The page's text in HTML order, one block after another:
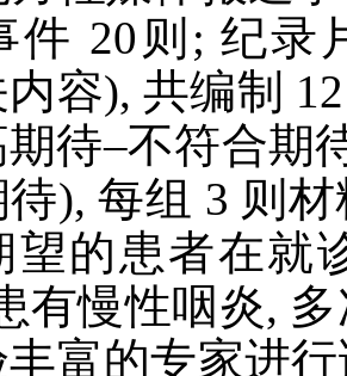
件 20则; 纪录
容), 共编制
待–不符合期
), 每组 3 则
望的患者在就
有慢性咽炎,
富的专家进